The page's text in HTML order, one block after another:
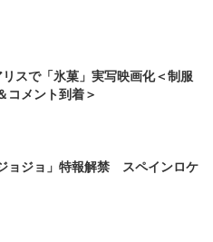
スで「氷菓」実写映画化＜制服
コメント到着＞
ョジョ」特報解禁 スペインロケ